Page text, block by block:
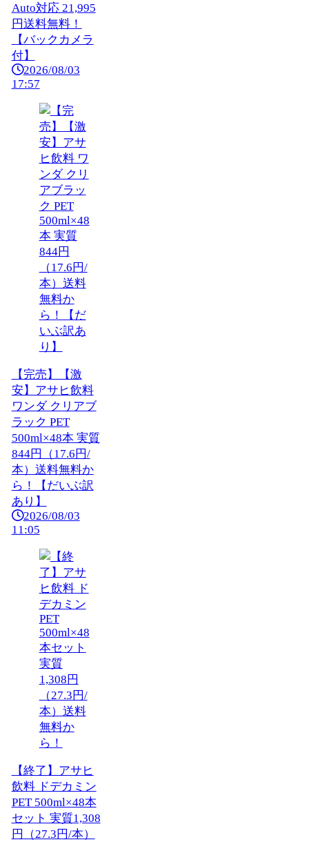
Auto対応 21,995
円送料無料！
【バックカメラ
付】
2026/08/03
17:57
【完売】【激
安】アサヒ飲料
ワンダ クリアブ
ラック PET
500ml×48本 実質
844円（17.6円/
本）送料無料か
ら！【だいぶ訳
あり】
2026/08/03
11:05
【終了】アサヒ
飲料 ドデカミン
PET 500ml×48本
セット 実質1,308
円（27.3円/本）